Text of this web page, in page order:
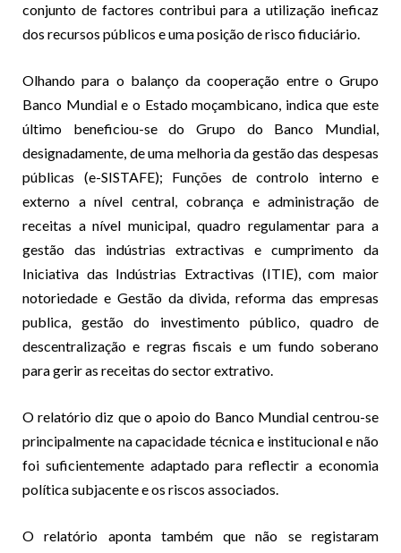
conjunto de factores contribui para a utilização ineficaz
dos recursos públicos e uma posição de risco fiduciário.
Olhando para o balanço da cooperação entre o Grupo
Banco Mundial e o Estado moçambicano, indica que este
último beneficiou-se do Grupo do Banco Mundial,
designadamente, de uma melhoria da gestão das despesas
públicas (e-SISTAFE); Funções de controlo interno e
externo a nível central, cobrança e administração de
receitas a nível municipal, quadro regulamentar para a
gestão das indústrias extractivas e cumprimento da
Iniciativa das Indústrias Extractivas (ITIE), com maior
notoriedade e Gestão da divida, reforma das empresas
publica, gestão do investimento público, quadro de
descentralização e regras fiscais e um fundo soberano
para gerir as receitas do sector extrativo.
O relatório diz que o apoio do Banco Mundial centrou-se
principalmente na capacidade técnica e institucional e não
foi suficientemente adaptado para reflectir a economia
política subjacente e os riscos associados.
O relatório aponta também que não se registaram